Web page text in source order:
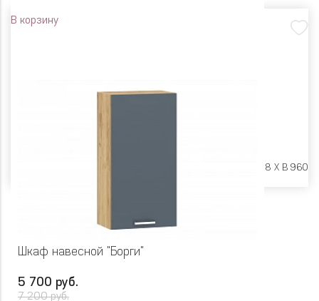
В корзину
Ш 600 X Г 318 X В 960
Шкаф навесной "Борги"
5 700 руб.
7 200 руб.